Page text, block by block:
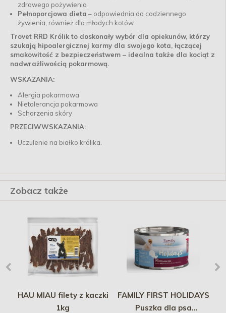
zdrowego pożywienia
Pełnoporcjowa dieta – odpowiednia do codziennego
żywienia, również dla młodych kotów
Trovet RRD Królik to doskonały wybór dla opiekunów, którzy
szukają hipoalergicznej karmy dla swojego kota, łączącej
smakowitość z bezpieczeństwem – idealna także dla kociąt z
nadwrażliwością pokarmową.
WSKAZANIA:
Alergia pokarmowa
Nietolerancja pokarmowa
Schorzenia skóry
PRZECIWWSKAZANIA:
Uczulenie na białko królika.
Zobacz także
HAU MIAU filety z kaczki
1kg
FAMILY FIRST HOLIDAYS
Puszka dla psa